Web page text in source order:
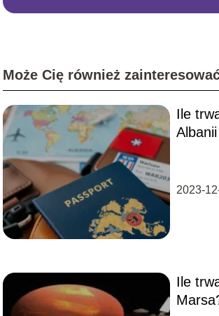
Może Cię również
Ile
2023-
Ile